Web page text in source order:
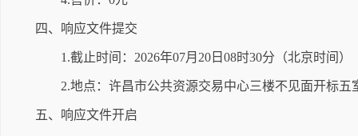
四、响应文件提交
1.截止时间：2026年07月20日08时30分（北京时间）
2.地点：许昌市公共资源交易中心三楼不见面开标
五、响应文件开启